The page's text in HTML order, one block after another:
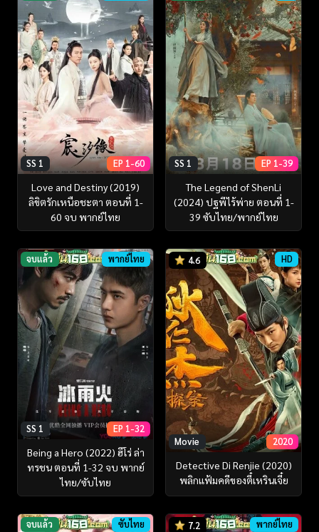
SS 1 EP 1-60
Love and Destiny (2019)
ลิขิตรักเหนือชะตา ตอนที่ 1-
60 จบ พากย์ไทย
SS 1 EP 1-39
The Legend of ShenLi
(2024) ปฐพีไร้พ่าย ตอนที่ 1-
39 ซับไทย/พากย์ไทย
จบแล้ว พากย์ไทย
SS 1 EP 1-32
Being a Hero (2022) ฮีโร่ ล่า
ทรชน ตอนที่ 1-32 จบ พากย์
ไทย/ซับไทย
4.6 HD
Movie 2020
Detective Di Renjie (2020)
พลิกแฟ้มคดีของตี๋เหรินเจี๋ย
จบแล้ว ซับไทย 7.2 พากย์ไทย